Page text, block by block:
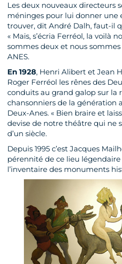
Les deux nouveaux directeurs
méninges pour lui donner une
trouver, dit André Dalh, faut-il
« Mais, s’écria Ferréol, la voilà
sommes deux et nous sommes
ANES.
En 1928, Henri Alibert et Jean
Roger Ferréol les rênes des
conduits au grand galop sur la
chansonniers de la génération
Deux-Anes. « Bien braire et
devise de notre théâtre qui ne
d’un siècle.
Depuis 1995 c’est Jacques
pérennité de ce lieu
l’inventaire des monuments